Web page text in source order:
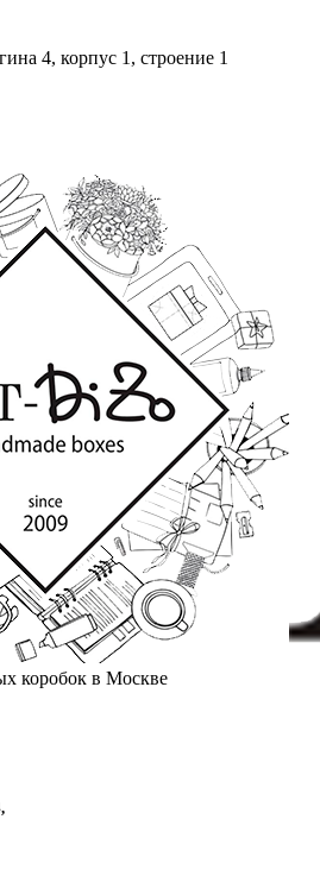
4, корпус 1, строение 1
коробок в Москве